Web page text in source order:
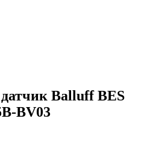
Balluff BES
BV03